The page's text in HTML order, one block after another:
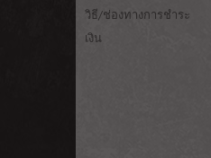
วิธี/ช่องทางการชำระ
เงิน